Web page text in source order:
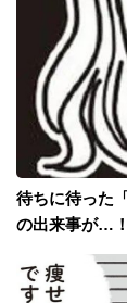
待ちに待った
の出来事が…